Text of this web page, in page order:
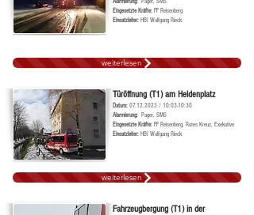
Eingesetzte Kräfte: FF Reisenberg
Einsatzleiter: HBI Wolfgang Rieck
weiterlesen
Türöffnung (T1) am Heldenplatz
Datum: 07.12.2023 / 10:03-10:30
Alarmierung: Pager, SMS
Eingesetzte Kräfte: FF Reisenberg, Rotes Kreuz, Exekutive
Einsatzleiter: HBI Wolfgang Rieck
weiterlesen
Fahrzeugbergung (T1) in der